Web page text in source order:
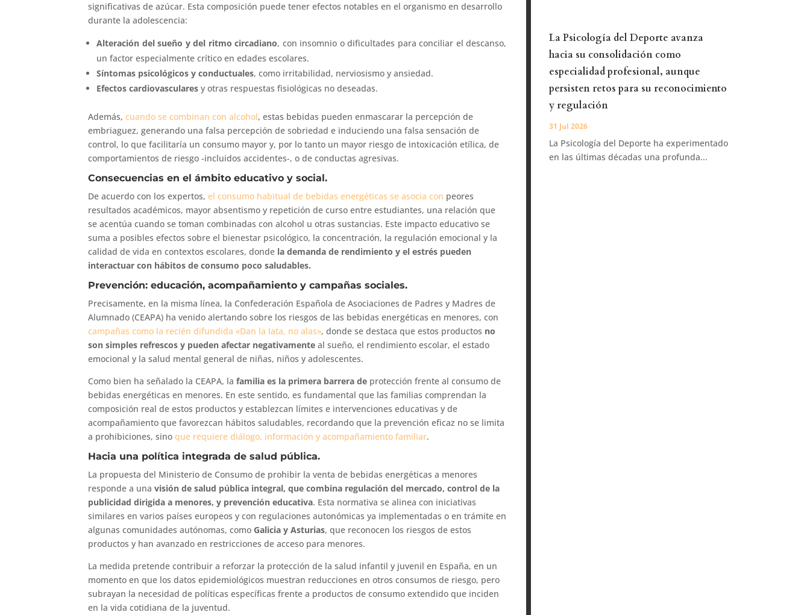
significativas de azúcar. Esta composición puede tener efectos notables en el organismo en desarrollo
durante la adolescencia:
Alteración del sueño y del ritmo circadiano, con insomnio o dificultades para conciliar el descanso,
un factor especialmente crítico en edades escolares.
Síntomas psicológicos y conductuales, como irritabilidad, nerviosismo y ansiedad.
Efectos cardiovasculares y otras respuestas fisiológicas no deseadas.
Además,cuando se combinan con alcohol, estas bebidas pueden enmascarar la percepción de
embriaguez, generando una falsa percepción de sobriedad e induciendo una falsa sensación de
control, lo que facilitaría un consumo mayor y, por lo tanto un mayor riesgo de intoxicación etílica, de
comportamientos de riesgo -incluidos accidentes-, o de conductas agresivas.
Consecuencias en el ámbito educativo y social.
De acuerdo con los expertos,el consumo habitual de bebidas energéticas se asocia con peores
resultados académicos, mayor absentismo y repetición de curso entre estudiantes, una relación que
se acentúa cuando se toman combinadas con alcohol u otras sustancias. Este impacto educativo se
suma a posibles efectos sobre el bienestar psicológico, la concentración, la regulación emocional y la
calidad de vida en contextos escolares, donde la demanda de rendimiento y el estrés pueden
interactuar con hábitos de consumo poco saludables.
Prevención: educación, acompañamiento y campañas sociales.
Precisamente, en la misma línea, la Confederación Española de Asociaciones de Padres y Madres de
Alumnado (CEAPA) ha venido alertando sobre los riesgos de las bebidas energéticas en menores, con
campañas como la recién difundida «Dan la lata, no alas», donde se destaca que estos productos no
son simples refrescos y pueden afectar negativamente al sueño, el rendimiento escolar, el estado
emocional y la salud mental general de niñas, niños y adolescentes.
Como bien ha señalado la CEAPA, lafamilia es la primera barrera de protección frente al consumo de
bebidas energéticas en menores. En este sentido, es fundamental que las familias comprendan la
composición real de estos productos y establezcan límites e intervenciones educativas y de
acompañamiento que favorezcan hábitos saludables, recordando que la prevención eficaz no se limita
a prohibiciones, sinoque requiere diálogo, información y acompañamiento familiar.
Hacia una política integrada de salud pública.
La propuesta del Ministerio de Consumo de prohibir la venta de bebidas energéticas a menores
responde a unavisión de salud pública integral, que combina regulación del mercado, control de la
publicidad dirigida a menores, y prevención educativa. Esta normativa se alinea con iniciativas
similares en varios países europeos y con regulaciones autonómicas ya implementadas o en trámite en
algunas comunidades autónomas, como Galicia y Asturias, que reconocen los riesgos de estos
productos y han avanzado en restricciones de acceso para menores.
La medida pretende contribuir a reforzar la protección de la salud infantil y juvenil en España, en un
momento en que los datos epidemiológicos muestran reducciones en otros consumos de riesgo, pero
subrayan la necesidad de políticas específicas frente a productos de consumo extendido que inciden
en la vida cotidiana de la juventud.
La Psicología del Deporte avanza
hacia su consolidación como
especialidad profesional, aunque
persisten retos para su reconocimiento
y regulación
31 Jul 2026
La Psicología del Deporte ha experimentado
en las últimas décadas una profunda...